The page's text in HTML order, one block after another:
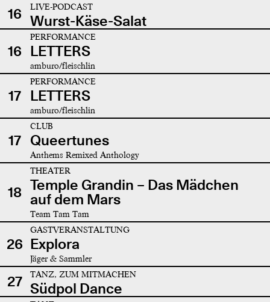
16 LIVE-PODCAST
Wurst-Käse-Salat
16
PERFORMANCE
LETTERS
amburo/fleischlin
17
PERFORMANCE
LETTERS
amburo/fleischlin
17
CLUB
Queertunes
Anthems Remixed Anthology
18
THEATER
Temple Grandin – Das Mädchen
auf dem Mars
Team Tam Tam
26
GASTVERANSTALTUNG
Explora
Jäger & Sammler
27 TANZ, ZUM MITMACHEN
Südpol Dance